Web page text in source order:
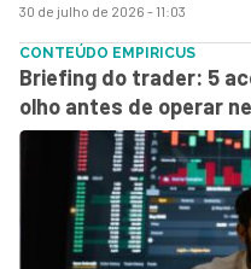
30 de julho de 2026 - 11:03
CONTEÚDO EMPIRICUS
Briefing do trader: 5
olho antes de operar